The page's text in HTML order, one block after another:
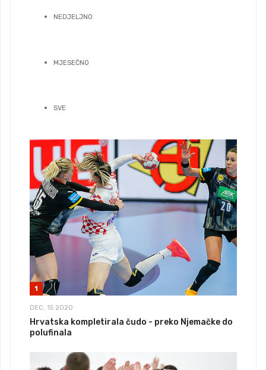
NEDJELJNO
MJESEČNO
SVE
1
DEC, 15 2020
Hrvatska kompletirala čudo - preko Njemačke do
polufinala